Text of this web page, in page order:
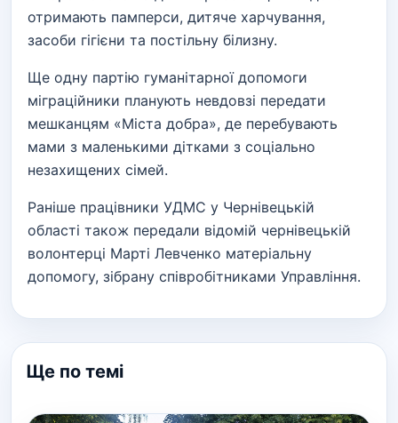
отримають памперси, дитяче харчування,
засоби гігієни та постільну білизну.
Ще одну партію гуманітарної допомоги
міграційники планують невдовзі передати
мешканцям «Міста добра», де перебувають
мами з маленькими дітками з соціально
незахищених сімей.
Раніше працівники УДМС у Чернівецькій
області також передали відомій чернівецькій
волонтерці Марті Левченко матеріальну
допомогу, зібрану співробітниками Управління.
Ще по темі